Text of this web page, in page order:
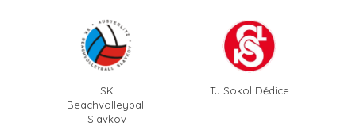
SK
Beachvolleyball
Slavkov
TJ Sokol Dědice